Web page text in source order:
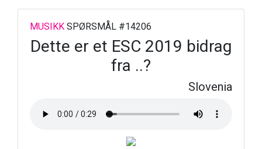
MUSIKK SPØRSMÅL #14206
Dette er et ESC 2019 bidrag
fra ..?
Slovenia